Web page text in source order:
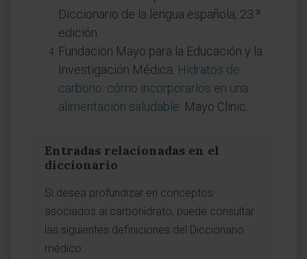
Diccionario de la lengua española, 23.ª
edición.
Fundación Mayo para la Educación y la
Investigación Médica. Hidratos de
carbono: cómo incorporarlos en una
alimentación saludable . Mayo Clinic.
Entradas relacionadas en el
diccionario
Si desea profundizar en conceptos
asociados al carbohidrato, puede consultar
las siguientes definiciones del Diccionario
médico: